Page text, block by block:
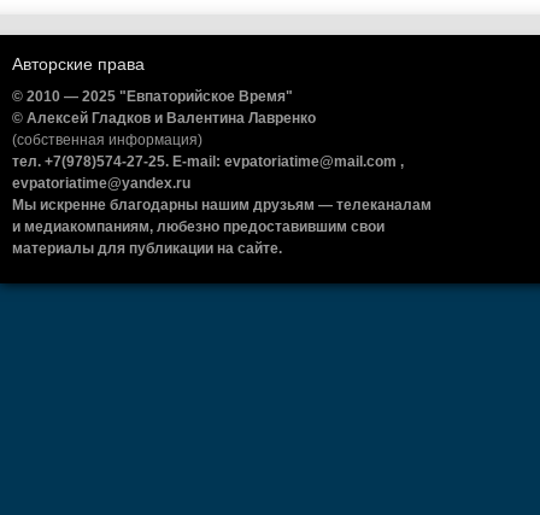
Авторские права
© 2010 — 2025 "Евпаторийское Время"
© Алексей Гладков и Валентина Лавренко
(собственная информация)
тел. +7(978)574-27-25. E-mail: evpatoriatime@mail.com ,
evpatoriatime@yandex.ru
Мы искренне благодарны нашим друзьям — телеканалам
и медиакомпаниям, любезно предоставившим свои
материалы для публикации на сайте.